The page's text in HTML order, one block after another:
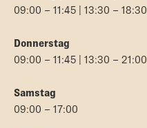
09:00 – 11:45 | 13:30 – 18:30
Donnerstag
09:00 – 11:45 | 13:30 – 21:00
Samstag
09:00 – 17:00